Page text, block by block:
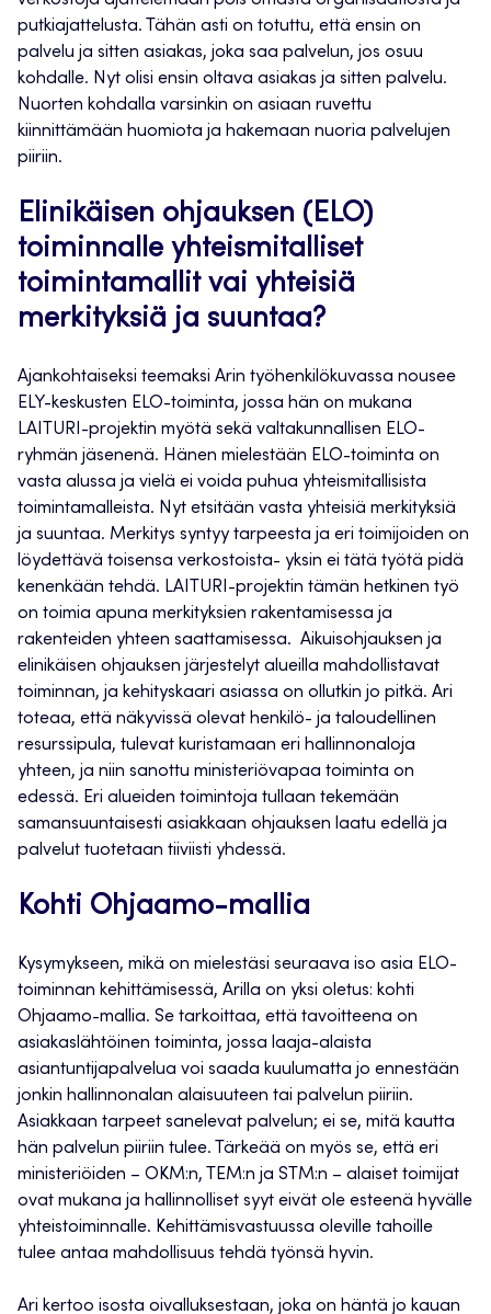
putkiajattelusta. Tähän asti on totuttu, että ensin on
palvelu ja sitten asiakas, joka saa palvelun, jos osuu
kohdalle. Nyt olisi ensin oltava asiakas ja sitten palvelu.
Nuorten kohdalla varsinkin on asiaan ruvettu
kiinnittämään huomiota ja hakemaan nuoria palvelujen
piiriin.
Elinikäisen ohjauksen (ELO)
toiminnalle yhteismitalliset
toimintamallit vai yhteisiä
merkityksiä ja suuntaa?
Ajankohtaiseksi teemaksi Arin työhenkilökuvassa nousee
ELY-keskusten ELO-toiminta, jossa hän on mukana
LAITURI-projektin myötä sekä valtakunnallisen ELO-
ryhmän jäsenenä. Hänen mielestään ELO-toiminta on
vasta alussa ja vielä ei voida puhua yhteismitallisista
toimintamalleista. Nyt etsitään vasta yhteisiä merkityksiä
ja suuntaa. Merkitys syntyy tarpeesta ja eri toimijoiden on
löydettävä toisensa verkostoista- yksin ei tätä työtä pidä
kenenkään tehdä. LAITURI-projektin tämän hetkinen työ
on toimia apuna merkityksien rakentamisessa ja
rakenteiden yhteen saattamisessa. Aikuisohjauksen ja
elinikäisen ohjauksen järjestelyt alueilla mahdollistavat
toiminnan, ja kehityskaari asiassa on ollutkin jo pitkä. Ari
toteaa, että näkyvissä olevat henkilö- ja taloudellinen
resurssipula, tulevat kuristamaan eri hallinnonaloja
yhteen, ja niin sanottu ministeriövapaa toiminta on
edessä. Eri alueiden toimintoja tullaan tekemään
samansuuntaisesti asiakkaan ohjauksen laatu edellä ja
palvelut tuotetaan tiiviisti yhdessä.
Kohti Ohjaamo-mallia
Kysymykseen, mikä on mielestäsi seuraava iso asia ELO-
toiminnan kehittämisessä, Arilla on yksi oletus: kohti
Ohjaamo-mallia. Se tarkoittaa, että tavoitteena on
asiakaslähtöinen toiminta, jossa laaja-alaista
asiantuntijapalvelua voi saada kuulumatta jo ennestään
jonkin hallinnonalan alaisuuteen tai palvelun piiriin.
Asiakkaan tarpeet sanelevat palvelun; ei se, mitä kautta
hän palvelun piiriin tulee. Tärkeää on myös se, että eri
ministeriöiden – OKM:n, TEM:n ja STM:n – alaiset toimijat
ovat mukana ja hallinnolliset syyt eivät ole esteenä hyvälle
yhteistoiminnalle. Kehittämisvastuussa oleville tahoille
tulee antaa mahdollisuus tehdä työnsä hyvin.
Ari kertoo isosta oivalluksestaan, joka on häntä jo kauan